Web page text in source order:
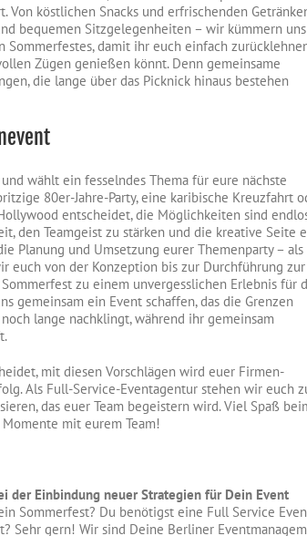
Von köstlichen Snacks und erfrischenden
bequemen Sitzgelegenheiten – wir kümmern
Sommerfestes, damit ihr euch einfach
Zügen genießen könnt. Denn gemeinsame
die lange über das Picknick hinaus bestehen
wählt ein fesselndes Thema für eure nächste
80er-Jahre-Party, eine karibische Kreuzfahrt
entscheidet, die Möglichkeiten sind
den Teamgeist zu stärken und die kreative Seite
Planung und Umsetzung eurer Themenparty – als
euch von der Konzeption bis zur Durchführung zur
zu einem unvergesslichen Erlebnis für
gemeinsam ein Event schaffen, das die Grenzen
lange nachklingt, während ihr gemeinsam
mit diesen Vorschlägen wird euer Firmen-
Als Full-Service-Eventagentur stehen wir euch
das euer Team begeistern wird. Viel Spaß
mit eurem Team!
der Einbindung neuer Strategien für Dein Event
Sommerfest? Du benötigst eine Full Service
Sehr gern! Wir sind Deine Berliner